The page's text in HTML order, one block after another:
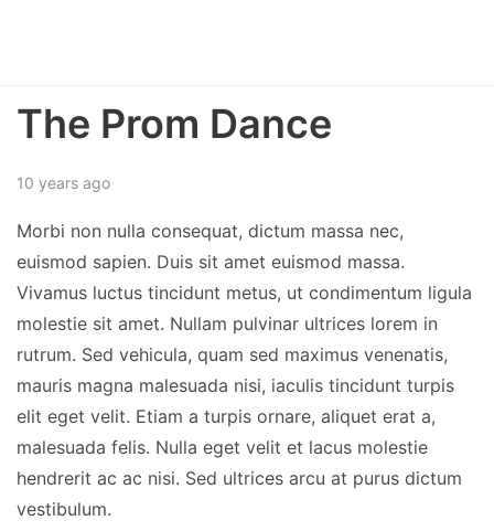
The Prom Dance
10 years ago
Morbi non nulla consequat, dictum massa nec,
euismod sapien. Duis sit amet euismod massa.
Vivamus luctus tincidunt metus, ut condimentum ligula
molestie sit amet. Nullam pulvinar ultrices lorem in
rutrum. Sed vehicula, quam sed maximus venenatis,
mauris magna malesuada nisi, iaculis tincidunt turpis
elit eget velit. Etiam a turpis ornare, aliquet erat a,
malesuada felis. Nulla eget velit et lacus molestie
hendrerit ac ac nisi. Sed ultrices arcu at purus dictum
vestibulum.